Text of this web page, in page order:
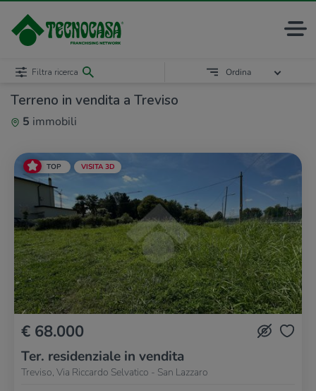
Terreno in vendita a Treviso
5 immobili
Filtra ricerca Ordina
TOP VISITA 3D
€ 68.000
Ter. residenziale in vendita
Treviso, Via Riccardo Selvatico - San Lazzaro